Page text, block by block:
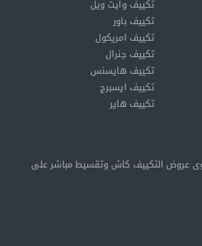
تكييف وايت ويل
تكييف باور
تكييف امريكول
تكييف جنرال
تكييف هايسنس
تكييف ايسبرج
تكييف هاير
عروض التكييف كاش وتقسيط مباشر على